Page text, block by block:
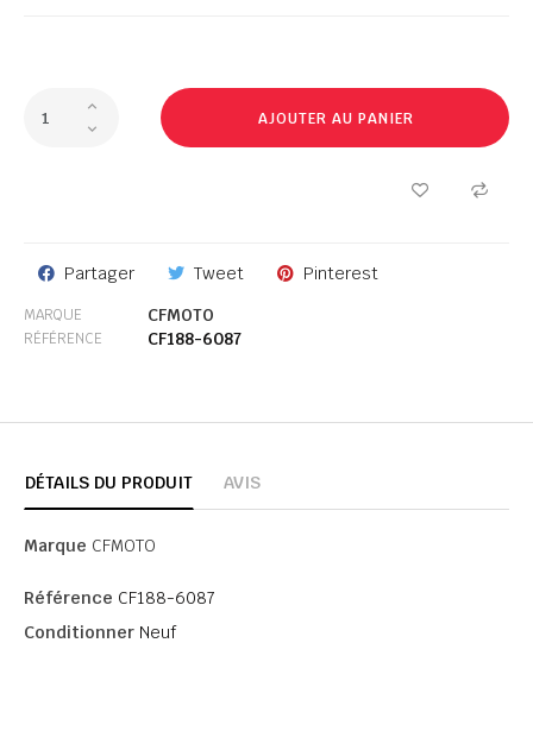
AJOUTER AU PANIER
Partager Tweet Pinterest
MARQUE CFMOTO
RÉFÉRENCE CF188-6087
DÉTAILS DU PRODUIT AVIS
Marque CFMOTO
Référence CF188-6087
Conditionner Neuf